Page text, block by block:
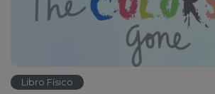
Libro Físico